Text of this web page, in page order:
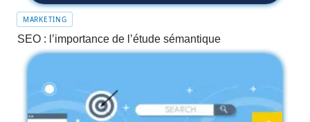
MARKETING
SEO : l’importance de l’étude sémantique